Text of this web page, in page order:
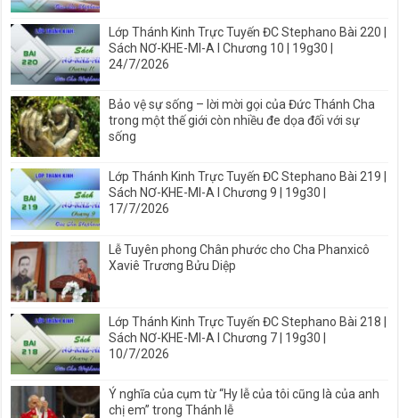
Lớp Thánh Kinh Trực Tuyến ĐC Stephano Bài 220 |
Sách NƠ-KHE-MI-A I Chương 10 | 19g30 |
24/7/2026
Bảo vệ sự sống – lời mời gọi của Đức Thánh Cha
trong một thế giới còn nhiều đe dọa đối với sự
sống
Lớp Thánh Kinh Trực Tuyến ĐC Stephano Bài 219 |
Sách NƠ-KHE-MI-A I Chương 9 | 19g30 |
17/7/2026
Lễ Tuyên phong Chân phước cho Cha Phanxicô
Xaviê Trương Bửu Diệp
Lớp Thánh Kinh Trực Tuyến ĐC Stephano Bài 218 |
Sách NƠ-KHE-MI-A I Chương 7 | 19g30 |
10/7/2026
Ý nghĩa của cụm từ “Hy lễ của tôi cũng là của anh
chị em” trong Thánh lễ